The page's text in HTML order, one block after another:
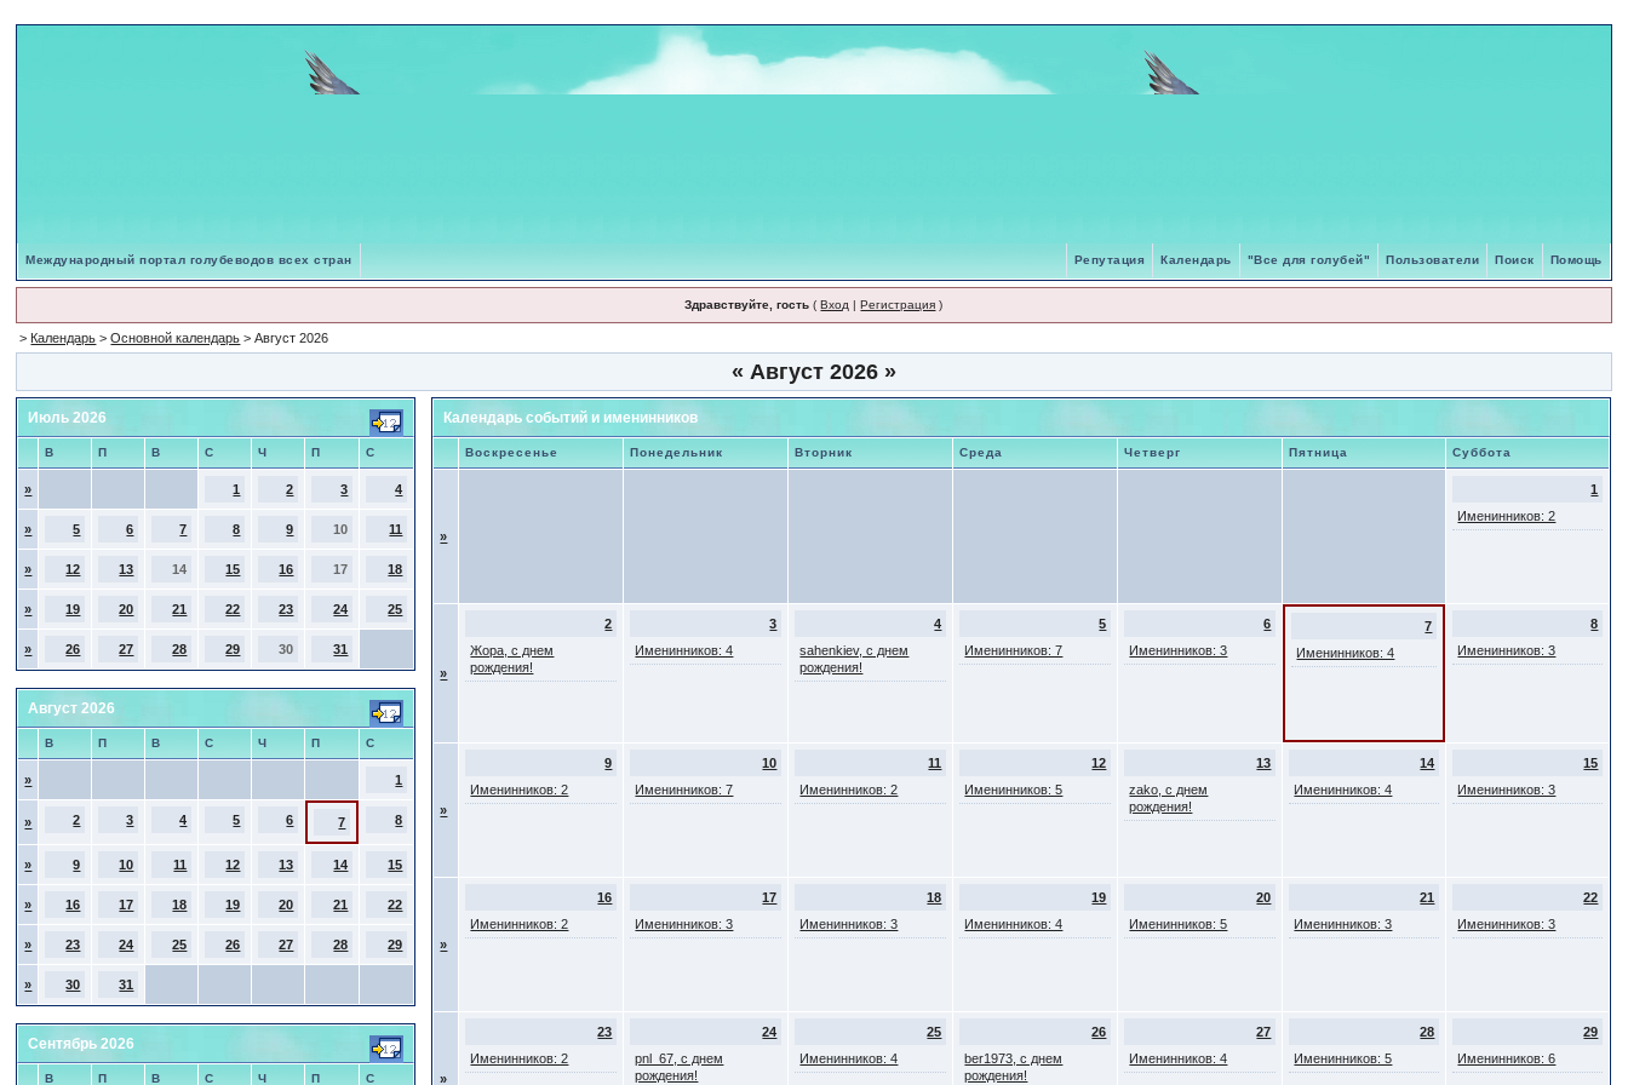
Международный портал голубеводов всех стран Помощь
Поиск
Пользователи
"Все для голубей"
Календарь
Репутация
Здравствуйте, гость (Вход |Регистрация )
> Календарь >Основной календарь > Август 2026
« Август 2026 »
Июль 2026
В П В С Ч П С
» 1 2 3 4
» 5 6 7 8 9 10 11
» 12 13 14 15 16 17 18
» 19 20 21 22 23 24 25
» 26 27 28 29 30 31
Август 2026
В П В С Ч П С
» 1
» 2 3 4 5 6 7 8
» 9 10 11 12 13 14 15
» 16 17 18 19 20 21 22
» 23 24 25 26 27 28 29
» 30 31
Сентябрь 2026
В П В С Ч П С
Календарь событий и именинников
Воскресенье Понедельник Вторник Среда Четверг Пятница Суббота
»
1
Именинников: 2
»
2
Жора, с днем
рождения!
3
Именинников: 4
4
sahenkiev, с днем
рождения!
5
Именинников: 7
6
Именинников: 3
7
Именинников: 4
8
Именинников: 3
»
9
Именинников: 2
10
Именинников: 7
11
Именинников: 2
12
Именинников: 5
13
zako, с днем
рождения!
14
Именинников: 4
15
Именинников: 3
»
16
Именинников: 2
17
Именинников: 3
18
Именинников: 3
19
Именинников: 4
20
Именинников: 5
21
Именинников: 3
22
Именинников: 3
»
23
Именинников: 2
24
pnl_67, с днем
рождения!
25
Именинников: 4
26
ber1973, с днем
рождения!
27
Именинников: 4
28
Именинников: 5
29
Именинников: 6